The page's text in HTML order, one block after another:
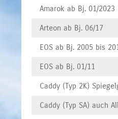
Amarok ab Bj. 01/2023
Arteon ab Bj. 06/17
EOS ab Bj. 2005 bis
EOS ab Bj. 01/11
Caddy (Typ 2K)
Caddy (Typ SA) auch